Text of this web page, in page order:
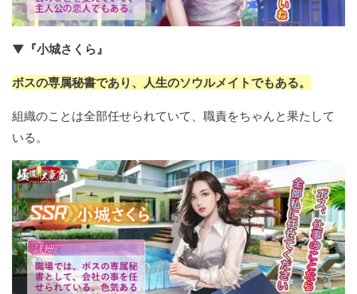
▼『小城さくら』
ボスの専属秘書であり、人生のソウルメイトでもある。
組織のことは全部任せられていて、職責をちゃんと果たして
いる。